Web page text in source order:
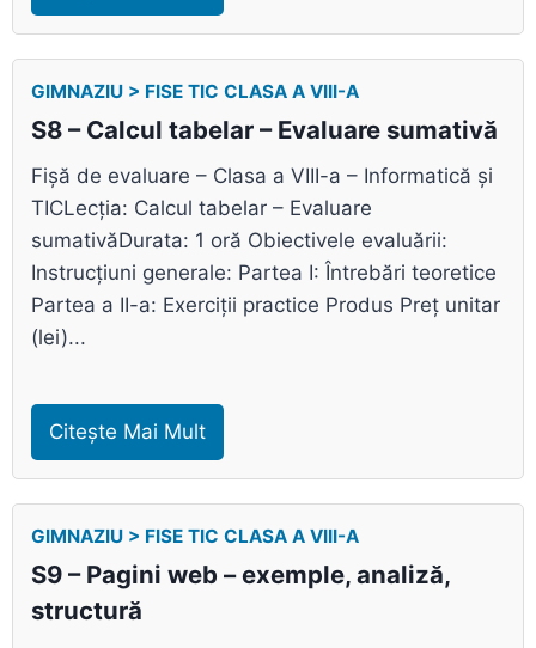
GIMNAZIU > FISE TIC CLASA A VIII-A
S8 – Calcul tabelar – Evaluare sumativă
Fișă de evaluare – Clasa a VIII-a – Informatică și
TICLecția: Calcul tabelar – Evaluare
sumativăDurata: 1 oră Obiectivele evaluării:
Instrucțiuni generale: Partea I: Întrebări teoretice
Partea a II-a: Exerciții practice Produs Preț unitar
(lei)...
Citește Mai Mult
GIMNAZIU > FISE TIC CLASA A VIII-A
S9 – Pagini web – exemple, analiză,
structură